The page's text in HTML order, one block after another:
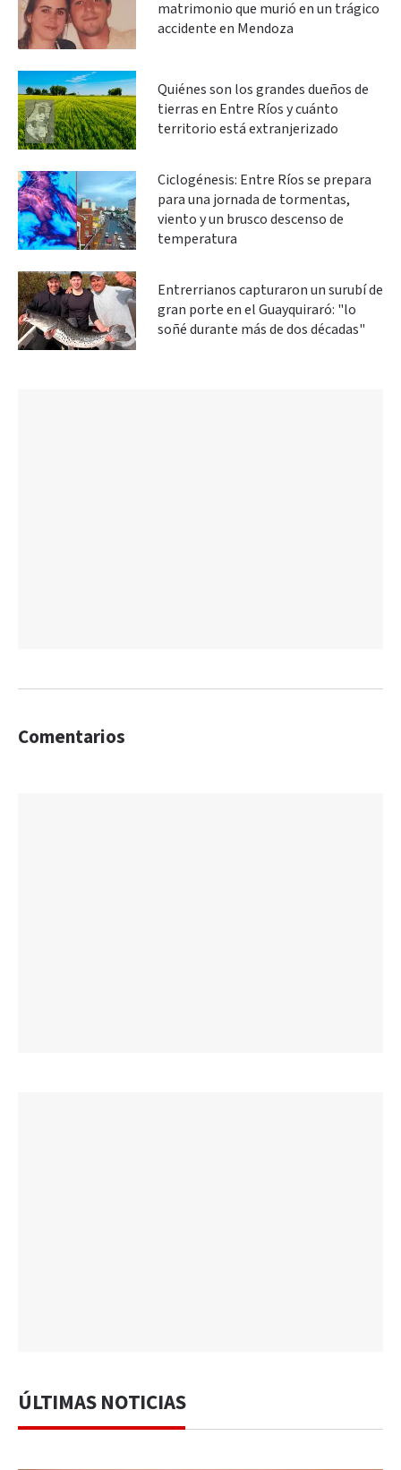
matrimonio que murió en un trágico
accidente en Mendoza
Quiénes son los grandes dueños de
tierras en Entre Ríos y cuánto
territorio está extranjerizado
Ciclogénesis: Entre Ríos se prepara
para una jornada de tormentas,
viento y un brusco descenso de
temperatura
Entrerrianos capturaron un surubí de
gran porte en el Guayquiraró: "lo
soñé durante más de dos décadas"
Comentarios
ÚLTIMAS NOTICIAS